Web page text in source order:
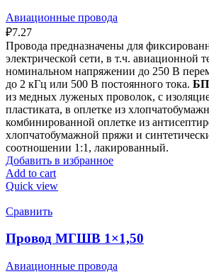
Авиационные провода
₽7.27
Провода предназначены для
электрической сети, в т.ч. авиационной
номинальном напряжении до 250 В
до 2 кГц или 500 В постоянного тока.
из медных луженых проволок, с
пластиката, в оплетке из
комбинированной оплетке из
хлопчатобумажной пряжи и
соотношении 1:1, лакированный.
Добавить в избранное
Add to cart
Quick view
Сравнить
Провод МГШВ 1×1,50
Авиационные провода